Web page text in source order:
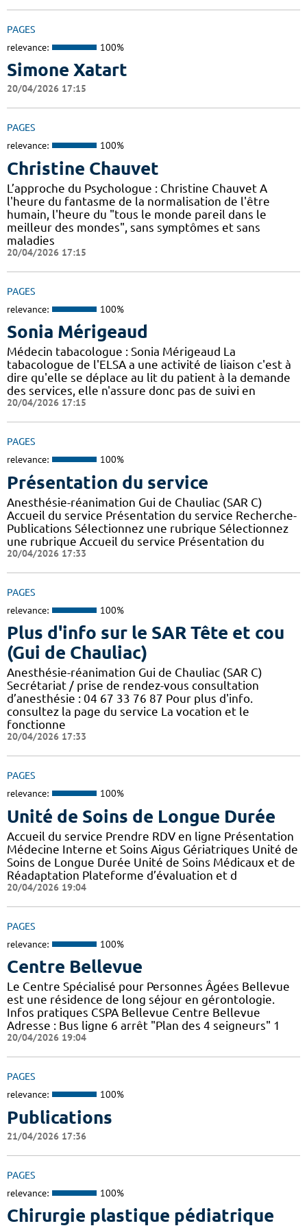
PAGES
relevance: 100%
Simone Xatart
20/04/2026 17:15
PAGES
relevance: 100%
Christine Chauvet
L’approche du Psychologue : Christine Chauvet A
l'heure du fantasme de la normalisation de l'être
humain, l'heure du "tous le monde pareil dans le
meilleur des mondes", sans symptômes et sans
maladies
20/04/2026 17:15
PAGES
relevance: 100%
Sonia Mérigeaud
Médecin tabacologue : Sonia Mérigeaud La
tabacologue de l'ELSA a une activité de liaison c'est à
dire qu'elle se déplace au lit du patient à la demande
des services, elle n'assure donc pas de suivi en
20/04/2026 17:15
PAGES
relevance: 100%
Présentation du service
Anesthésie-réanimation Gui de Chauliac (SAR C)
Accueil du service Présentation du service Recherche-
Publications Sélectionnez une rubrique Sélectionnez
une rubrique Accueil du service Présentation du
20/04/2026 17:33
PAGES
relevance: 100%
Plus d'info sur le SAR Tête et cou
(Gui de Chauliac)
Anesthésie-réanimation Gui de Chauliac (SAR C)
Secrétariat / prise de rendez-vous consultation
d’anesthésie : 04 67 33 76 87 Pour plus d'info.
consultez la page du service La vocation et le
fonctionne
20/04/2026 17:33
PAGES
relevance: 100%
Unité de Soins de Longue Durée
Accueil du service Prendre RDV en ligne Présentation
Médecine Interne et Soins Aigus Gériatriques Unité de
Soins de Longue Durée Unité de Soins Médicaux et de
Réadaptation Plateforme d’évaluation et d
20/04/2026 19:04
PAGES
relevance: 100%
Centre Bellevue
Le Centre Spécialisé pour Personnes Âgées Bellevue
est une résidence de long séjour en gérontologie.
Infos pratiques CSPA Bellevue Centre Bellevue
Adresse : Bus ligne 6 arrêt "Plan des 4 seigneurs" 1
20/04/2026 19:04
PAGES
relevance: 100%
Publications
21/04/2026 17:36
PAGES
relevance: 100%
Chirurgie plastique pédiatrique